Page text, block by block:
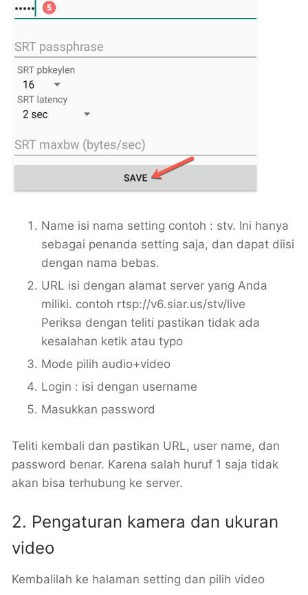
Name isi nama setting contoh : stv. Ini hanya
sebagai penanda setting saja, dan dapat diisi
dengan nama bebas.
URL isi dengan alamat server yang Anda
miliki. contoh rtsp://v6.siar.us/stv/live
Periksa dengan teliti pastikan tidak ada
kesalahan ketik atau typo
Mode pilih audio+video
Login : isi dengan username
Masukkan password
Teliti kembali dan pastikan URL, user name, dan
password benar. Karena salah huruf 1 saja tidak
akan bisa terhubung ke server.
2. Pengaturan kamera dan ukuran
video
Kembalilah ke halaman setting dan pilih video